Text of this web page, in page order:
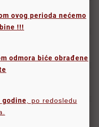
ovog perioda nećemo
!!!
odmora biće obrađene
godine , po redosledu